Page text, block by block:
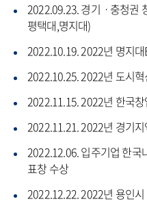
2022.09.23. 경기ㆍ충청권
평택대,명지대)
2022.10.19. 2022년 명지
2022.10.25. 2022년 도시
2022.11.15. 2022년 한국
2022.11.21. 2022년 경기
2022.12.06. 입주기업 한국
표창 수상
2022.12.22. 2022년 용인